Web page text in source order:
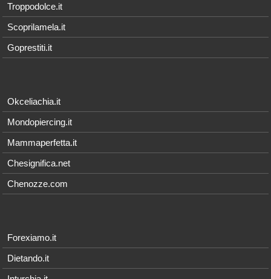
Troppodolce.it
Scoprilamela.it
Goprestiti.it
Okceliachia.it
Mondopiercing.it
Mammaperfetta.it
Chesignifica.net
Chenozze.com
Forexiamo.it
Dietando.it